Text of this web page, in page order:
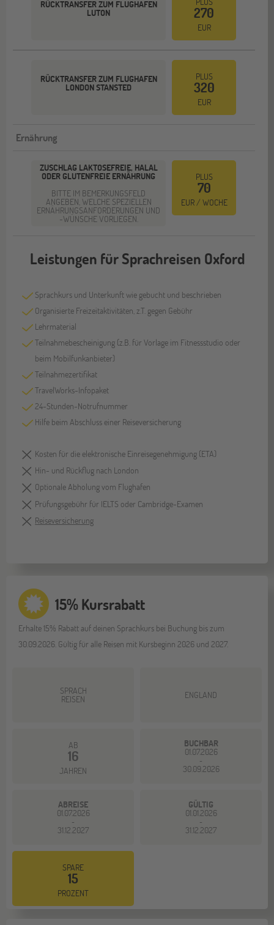
RÜCKTRANSFER ZUM FLUGHAFEN
LUTON 270
EUR
RÜCKTRANSFER ZUM FLUGHAFEN
LONDON STANSTED
PLUS
320
EUR
Ernährung
ZUSCHLAG LAKTOSEFREIE, HALAL
ODER GLUTENFREIE ERNÄHRUNG
BITTE IM BEMERKUNGSFELD
ANGEBEN, WELCHE SPEZIELLEN
ERNÄHRUNGSANFORDERUNGEN UND
-WÜNSCHE VORLIEGEN.
PLUS
70
EUR / WOCHE
Leistungen für Sprachreisen Oxford
Sprachkurs und Unterkunft wie gebucht und beschrieben
Organisierte Freizeitaktivitäten, z.T. gegen Gebühr
Lehrmaterial
Teilnahmebescheinigung (z.B. für Vorlage im Fitnessstudio oder
beim Mobilfunkanbieter)
Teilnahmezertifikat
TravelWorks-Infopaket
24-Stunden-Notrufnummer
Hilfe beim Abschluss einer Reiseversicherung
Kosten für die elektronische Einreisegenehmigung (ETA)
Hin- und Rückflug nach London
Optionale Abholung vom Flughafen
Prüfungsgebühr für IELTS oder Cambridge-Examen
Reiseversicherung
15% Kursrabatt
Erhalte 15% Rabatt auf deinen Sprachkurs bei Buchung bis zum
30.09.2026. Gültig für alle Reisen mit Kursbeginn 2026 und 2027.
SPRACH
REISEN ENGLAND
AB
16
JAHREN
BUCHBAR
01.07.2026
-
30.09.2026
ABREISE
01.07.2026
-
31.12.2027
GÜLTIG
01.01.2026
-
31.12.2027
SPARE
15
PROZENT